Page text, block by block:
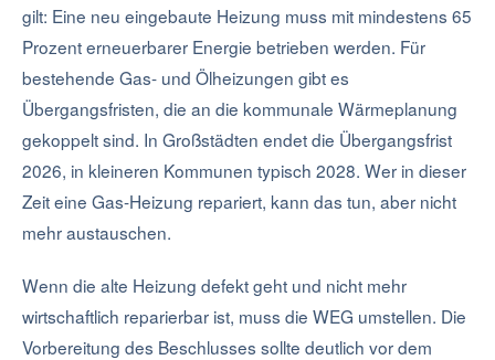
gilt: Eine neu eingebaute Heizung muss mit mindestens 65
Prozent erneuerbarer Energie betrieben werden. Für
bestehende Gas- und Ölheizungen gibt es
Übergangsfristen, die an die kommunale Wärmeplanung
gekoppelt sind. In Großstädten endet die Übergangsfrist
2026, in kleineren Kommunen typisch 2028. Wer in dieser
Zeit eine Gas-Heizung repariert, kann das tun, aber nicht
mehr austauschen.
Wenn die alte Heizung defekt geht und nicht mehr
wirtschaftlich reparierbar ist, muss die WEG umstellen. Die
Vorbereitung des Beschlusses sollte deutlich vor dem